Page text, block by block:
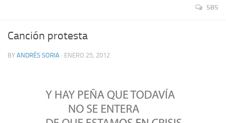
585
Canción protesta
BY ANDRÉS SORIA · ENERO 25, 2012